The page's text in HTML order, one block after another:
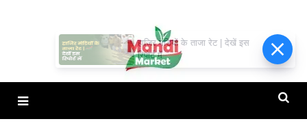
हाजिर मंडियों के ताजा रेट | देखें इस
रिपोर्ट में